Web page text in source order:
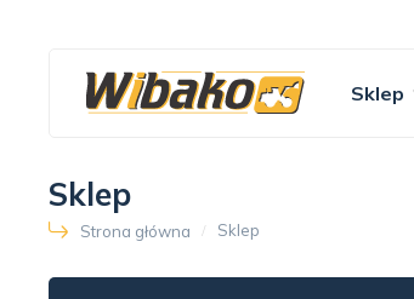
Sklep
Sklep
Strona główna Sklep